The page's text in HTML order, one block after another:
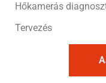
Hőkamerás
Tervezés